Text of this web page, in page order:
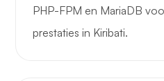
PHP-FPM en MariaDB
prestaties in Kiribati.